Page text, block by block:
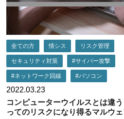
全ての方 情シス リスク管理
セキュリティ対策 #サイバー攻撃
#ネットワーク回線 #パソコン
2022.03.23
コンピューターウイルスとは違
ってのリスクになり得るマルウ